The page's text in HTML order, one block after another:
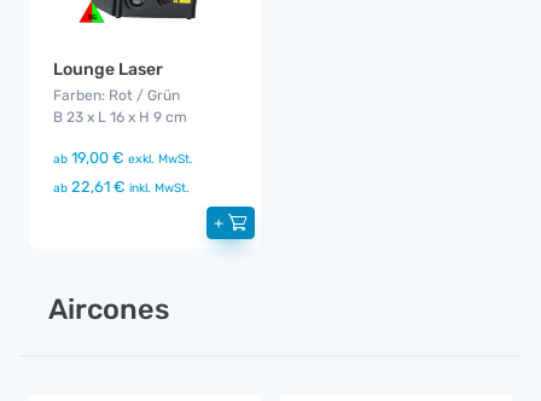
Lounge Laser
Farben: Rot / Grün
B 23 x L 16 x H 9 cm
ab 19,00 € exkl. MwSt.
ab 22,61 € inkl. MwSt.
+
Aircones